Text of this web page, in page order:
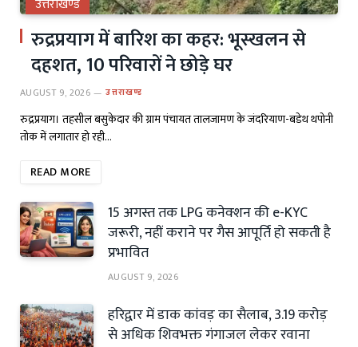
रुद्रप्रयाग में बारिश का कहर: भूस्खलन से
दहशत, 10 परिवारों ने छोड़े घर
AUGUST 9, 2026 उत्तराखण्ड
रुद्रप्रयाग। तहसील बसुकेदार की ग्राम पंचायत तालजामण के जंदरियाण-बडेथ थपोनी
तोक में लगातार हो रही…
READ MORE
15 अगस्त तक LPG कनेक्शन की e-KYC
जरूरी, नहीं कराने पर गैस आपूर्ति हो सकती है
प्रभावित
AUGUST 9, 2026
हरिद्वार में डाक कांवड़ का सैलाब, 3.19 करोड़
से अधिक शिवभक्त गंगाजल लेकर रवाना